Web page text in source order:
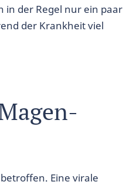
in der Regel nur ein paar
der Krankheit viel
Eine virale